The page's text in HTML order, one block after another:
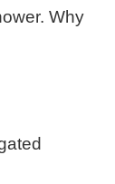
Why